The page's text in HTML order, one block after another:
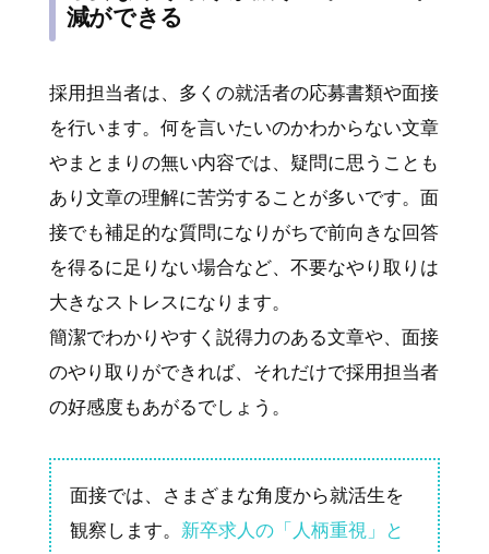
減ができる
採用担当者は、多くの就活者の応募書類や面接
を行います。何を言いたいのかわからない文章
やまとまりの無い内容では、疑問に思うことも
あり文章の理解に苦労することが多いです。面
接でも補足的な質問になりがちで前向きな回答
を得るに足りない場合など、不要なやり取りは
大きなストレスになります。
簡潔でわかりやすく説得力のある文章や、面接
のやり取りができれば、それだけで採用担当者
の好感度もあがるでしょう。
面接では、さまざまな角度から就活生を
観察します。 新卒求人の「人柄重視」と